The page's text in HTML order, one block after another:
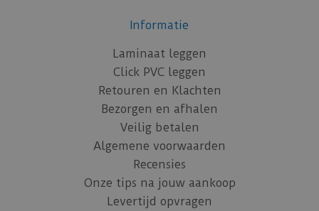
Informatie
Laminaat leggen
Click PVC leggen
Retouren en Klachten
Bezorgen en afhalen
Veilig betalen
Algemene voorwaarden
Recensies
Onze tips na jouw aankoop
Levertijd opvragen